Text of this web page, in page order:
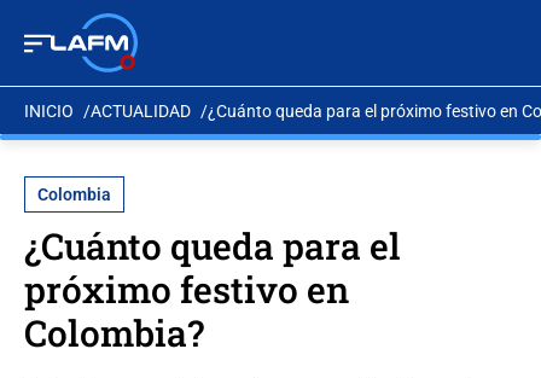
INICIO ACTUALIDAD ¿Cuánto queda para el próximo festivo en
Colombia
¿Cuánto queda para el
próximo festivo en
Colombia?